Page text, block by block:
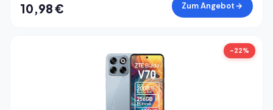
10,98 € Zum Angebot
-22%